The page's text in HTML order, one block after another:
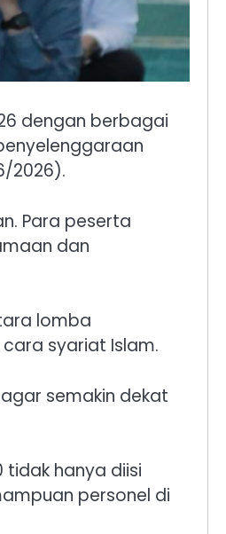
dengan berbagai
2026).
Para peserta
dan
lomba
syariat Islam.
semakin dekat
tidak hanya diisi
personel di